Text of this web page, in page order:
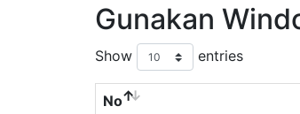
Gunakan
Show entries
No